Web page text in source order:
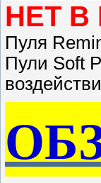
НЕТ В
Пуля
Пули Soft